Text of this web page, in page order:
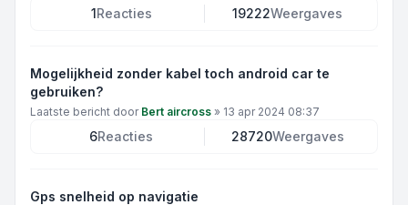
1Reacties 19222Weergaves
Mogelijkheid zonder kabel toch android car te
gebruiken?
Laatste bericht door Bert aircross » 13 apr 2024 08:37
6Reacties 28720Weergaves
Gps snelheid op navigatie